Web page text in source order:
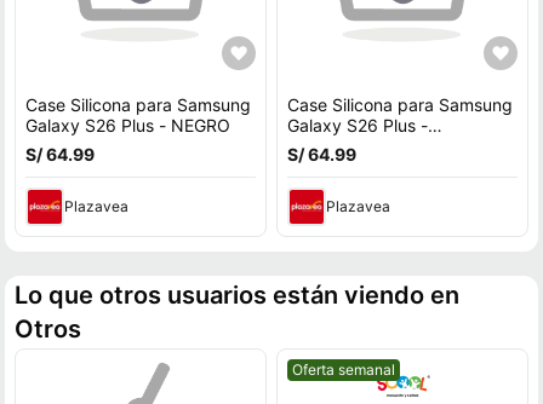
Case Silicona para Samsung
Galaxy S26 Plus - NEGRO
S/ 64.99
Plazavea
Case Silicona para Samsung
Galaxy S26 Plus -
Aguamarina
S/ 64.99
Plazavea
Lo que otros usuarios están viendo en
Otros
Mejor precio.
Oferta semanal